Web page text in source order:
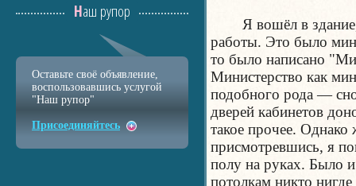
Я вошёл в здание,
работы. Это было
то было написано
Министерство как
подобного рода —
дверей кабинетов
такое прочее.
присмотревшись, я
полу на руках. Было
потолкам никто
Наш рупор
Оставьте своё объявление,
воспользовавшись услугой
"Наш рупор"
Присоединяйтесь